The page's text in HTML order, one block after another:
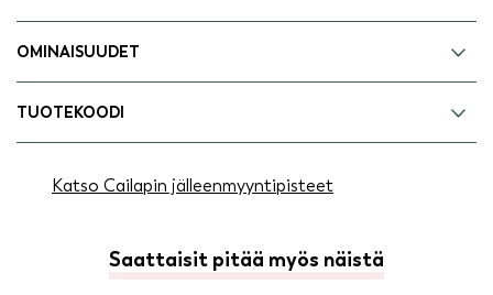
OMINAISUUDET
TUOTEKOODI
Katso Cailapin jälleenmyyntipisteet
Saattaisit pitää myös näistä